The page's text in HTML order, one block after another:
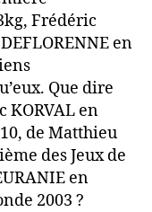
Frédéric
en
Que dire
KORVAL en
de Matthieu
des Jeux de
en
2003 ?